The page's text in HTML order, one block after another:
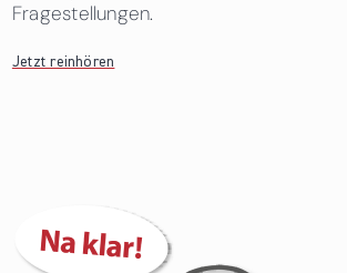
Fragestellungen.
Jetzt reinhören